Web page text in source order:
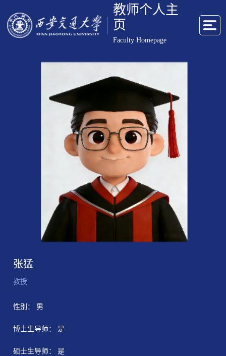
教师个人主
页
Faculty Homepage
张猛
教授
性别： 男
博士生导师： 是
硕士生导师： 是